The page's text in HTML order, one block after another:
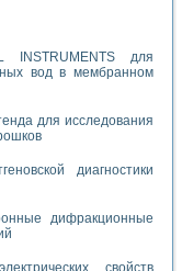
INSTRUMENTS для
вод в мембранном
для исследования
диагностики
дифракционные
свойств